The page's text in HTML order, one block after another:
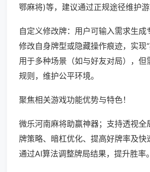
鄂麻将)等，建议通过正规途径维护游
自定义修改牌：用户可输入需求生成
修改自身牌型或隐藏操作痕迹，实现
用于多种场景（如与好友对局），但
规则，维护公平环境。
聚焦相关游戏功能优势与特色！
微乐河南麻将助赢神器；支持透视全
牌策略、暗杠优化、提高好牌率及快
通过AI算法调整牌局结果，提升胜率。